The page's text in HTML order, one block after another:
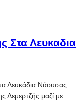
Στα Λευκαδια
Λευκάδια Νάουσας...
Δεμερτζής μαζί με